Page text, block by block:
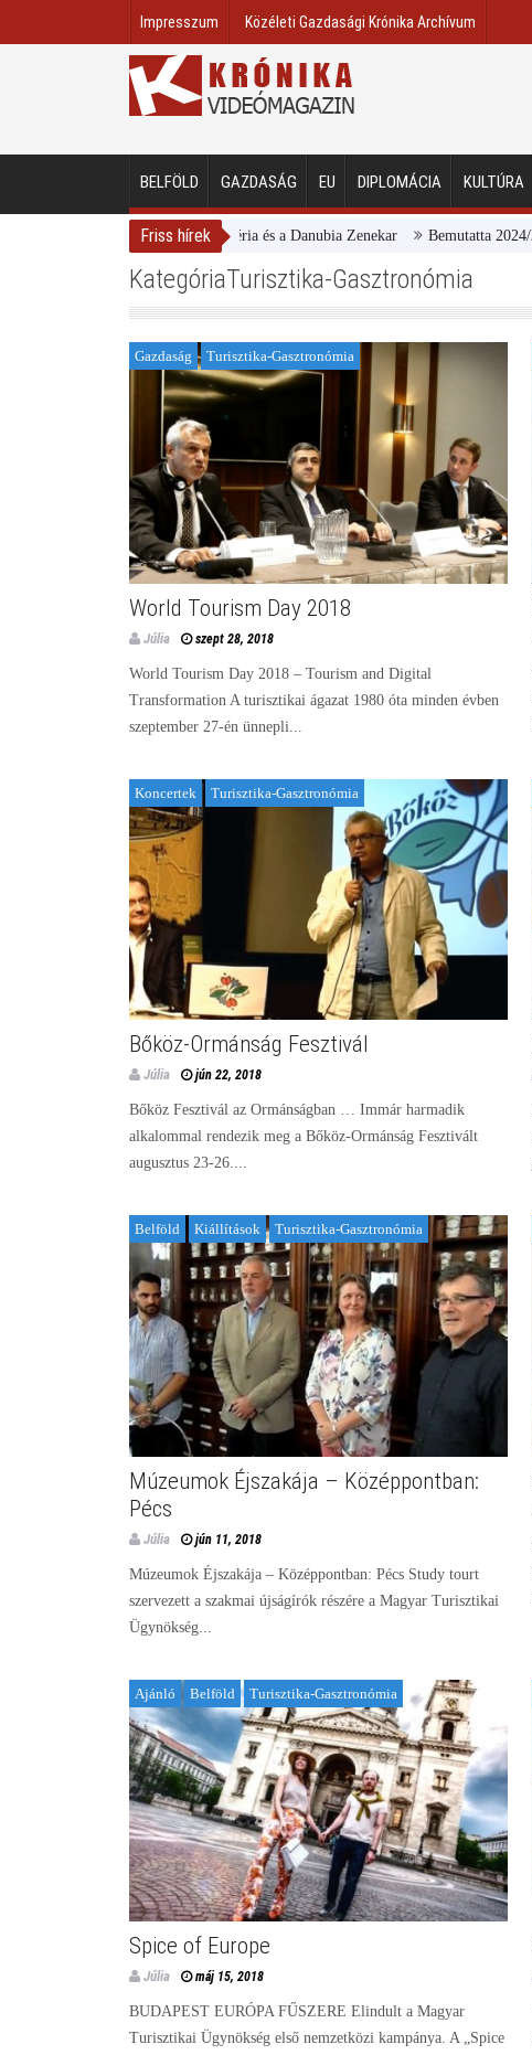
Impresszum Közéleti Gazdasági Krónika Archívum
BELFÖLD GAZDASÁG EU DIPLOMÁCIA KULTÚRA
Friss hírek
Magyar Nemzeti Galéria és a Danubia Zenekar Bemutatta 2024/25-ös
KategóriaTurisztika-Gasztronómia
Gazdaság Turisztika-Gasztronómia
World Tourism Day 2018
Júlia szept 28, 2018
World Tourism Day 2018 – Tourism and Digital
Transformation A turisztikai ágazat 1980 óta minden évben
szeptember 27-én ünnepli...
Koncertek Turisztika-Gasztronómia
Bőköz-Ormánság Fesztivál
Júlia jún 22, 2018
Bőköz Fesztivál az Ormánságban … Immár harmadik
alkalommal rendezik meg a Bőköz-Ormánság Fesztivált
augusztus 23-26....
Belföld Kiállítások Turisztika-Gasztronómia
Múzeumok Éjszakája – Középpontban:
Pécs
Júlia jún 11, 2018
Múzeumok Éjszakája – Középpontban: Pécs Study tourt
szervezett a szakmai újságírók részére a Magyar Turisztikai
Ügynökség...
Ajánló Belföld Turisztika-Gasztronómia
Spice of Europe
Júlia máj 15, 2018
BUDAPEST EURÓPA FŰSZERE Elindult a Magyar
Turisztikai Ügynökség első nemzetközi kampánya. A „Spice